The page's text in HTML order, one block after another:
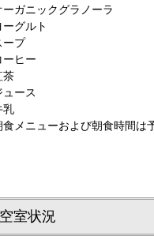
ーガニックグラノーラ
ーグルト
ープ
ーヒー
茶
ュース
乳
メニューおよび朝食時間は
空室状況